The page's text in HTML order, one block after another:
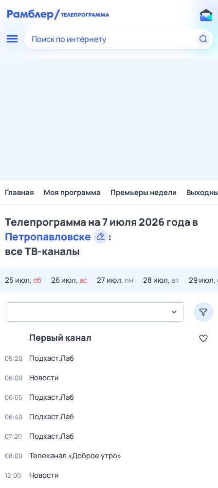
Поиск по интернету
Главная Моя программа Премьеры недели
Телепрограмма на 7 июля 2026 года в
Петропавловске
:
все ТВ-каналы
25 июл,сб 26 июл, вс 27 июл, пн 28 июл, вт 29 июл,
Первый канал
05:20 Подкаст.Лаб
06:00 Новости
06:05 Подкаст.Лаб
06:40 Подкаст.Лаб
07:20 Подкаст.Лаб
08:00 Телеканал «Доброе утро»
12:00 Новости